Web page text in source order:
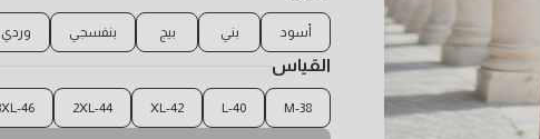
أسود بني بيج بنفسجي وردي
القياس
M-38
L-40
XL-42
2XL-44
3XL-46